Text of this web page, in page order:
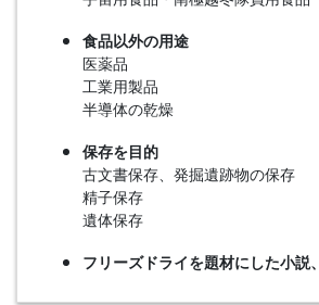
食品以外の用途
医薬品
工業用製品
半導体の乾燥
保存を目的
古文書保存、発掘遺跡物の保存
精子保存
遺体保存
フリーズドライを題材にした小説